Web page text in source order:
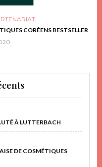
CORÉENS BESTSELLER
À LUTTERBACH
DE COSMÉTIQUES